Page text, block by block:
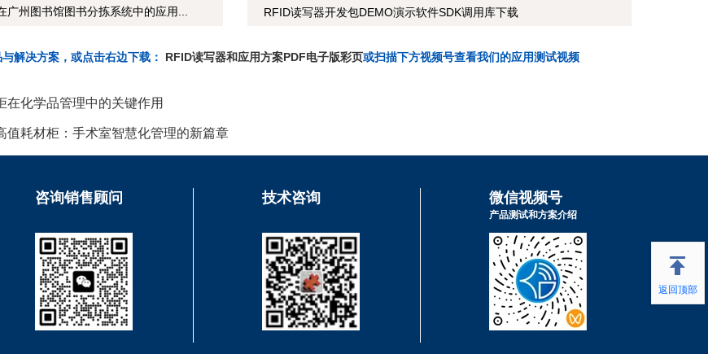
州图书馆图书分拣系统中的应用... RFID读写器开发包DEMO演示软件SDK调用库下载
解决方案，或点击右边下载： RFID读写器和应用方案PDF电子版彩页或扫描下方视频号查看我们的应用测试视频
在化学品管理中的关键作用
值耗材柜：手术室智慧化管理的新篇章
咨询销售顾问 技术咨询 微信视频号
产品测试和方案介绍
返回顶部